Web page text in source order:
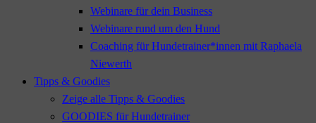
Webinare für dein Business
Webinare rund um den Hund
Coaching für Hundetrainer*innen mit Raphaela
Niewerth
Tipps & Goodies
Zeige alle Tipps & Goodies
GOODIES für Hundetrainer